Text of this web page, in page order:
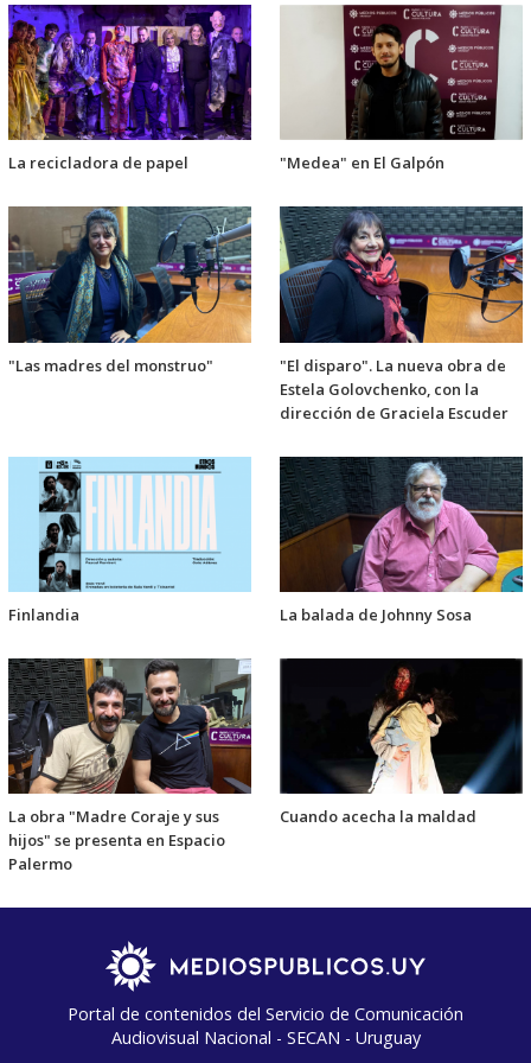
La recicladora de papel "Medea" en El Galpón
"Las madres del monstruo"
"El disparo". La nueva obra de
Estela Golovchenko, con la
dirección de Graciela Escuder
Finlandia La balada de Johnny Sosa
La obra "Madre Coraje y sus
hijos" se presenta en Espacio
Palermo
Cuando acecha la maldad
Portal de contenidos del Servicio de Comunicación
Audiovisual Nacional - SECAN - Uruguay